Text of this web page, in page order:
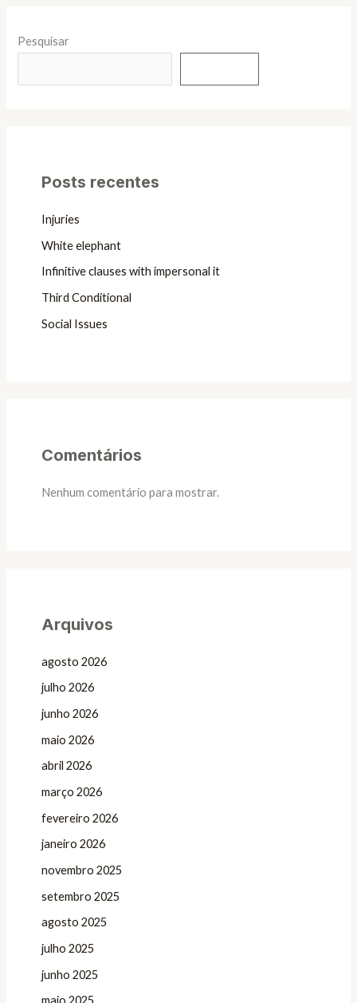
Pesquisar
Posts recentes
Injuries
White elephant
Infinitive clauses with impersonal it
Third Conditional
Social Issues
Comentários
Nenhum comentário para mostrar.
Arquivos
agosto 2026
julho 2026
junho 2026
maio 2026
abril 2026
março 2026
fevereiro 2026
janeiro 2026
novembro 2025
setembro 2025
agosto 2025
julho 2025
junho 2025